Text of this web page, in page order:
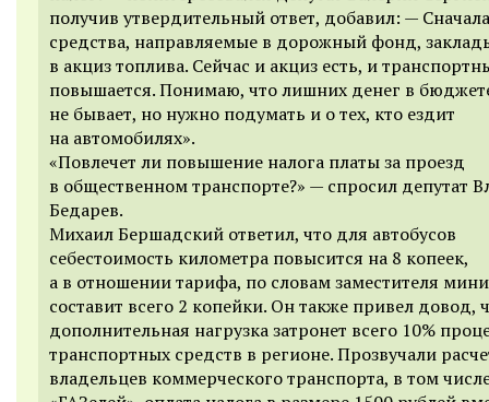
получив утвердительный ответ, добавил: — Сначала
средства, направляемые в дорожный фонд,
в акциз топлива. Сейчас и акциз есть, и
повышается. Понимаю, что лишних денег в
не бывает, но нужно подумать и о тех, кто ездит
на автомобилях».
«Повлечет ли повышение налога платы за проезд
в общественном транспорте?» — спросил депутат
Бедарев.
Михаил Бершадский ответил, что для автобусов
себестоимость километра повысится на 8 копеек,
а в отношении тарифа, по словам заместителя
составит всего 2 копейки. Он также привел довод,
дополнительная нагрузка затронет всего 10%
транспортных средств в регионе. Прозвучали
владельцев коммерческого транспорта, в том